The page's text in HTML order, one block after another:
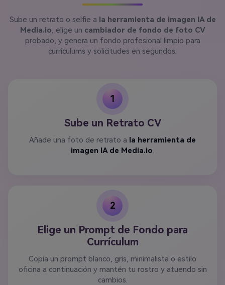
Sube un retrato o selfie a la herramienta de imagen IA de
Media.io, elige un cambiador de fondo de foto CV
probado, y genera un fondo profesional limpio para
currículums y solicitudes en segundos.
1
Sube un Retrato CV
Añade una foto de retrato a la herramienta de
imagen IA de Media.io.
2
Elige un Prompt de Fondo para
Currículum
Copia un prompt blanco, gris, minimalista o estilo
oficina a continuación y mantén tu rostro y atuendo sin
cambios.